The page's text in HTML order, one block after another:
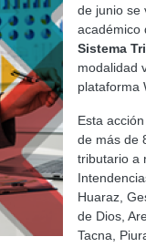
de junio se
académico
Sistema
modalidad
plataforma
Esta
de más de
tributario a
Huaraz,
de Dios,
Tacna,